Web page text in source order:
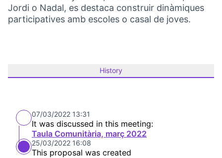
Jordi o Nadal, es destaca construir dinàmiques
participatives amb escoles o casal de joves.
History
07/03/2022 13:31
It was discussed in this meeting:
Taula Comunitària, març 2022
25/03/2022 16:08
This proposal was created